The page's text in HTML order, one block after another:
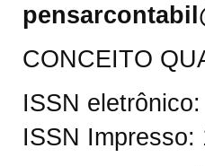
CONCEITO
ISSN
ISSN Impresso: